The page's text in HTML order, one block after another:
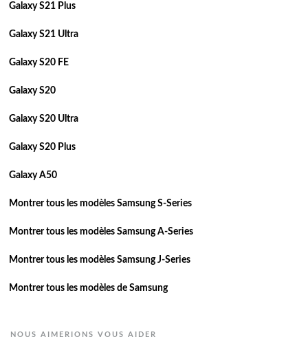
Galaxy S21 Plus
Galaxy S21 Ultra
Galaxy S20 FE
Galaxy S20
Galaxy S20 Ultra
Galaxy S20 Plus
Galaxy A50
Montrer tous les modèles Samsung S-Series
Montrer tous les modèles Samsung A-Series
Montrer tous les modèles Samsung J-Series
Montrer tous les modèles de Samsung
NOUS AIMERIONS VOUS AIDER